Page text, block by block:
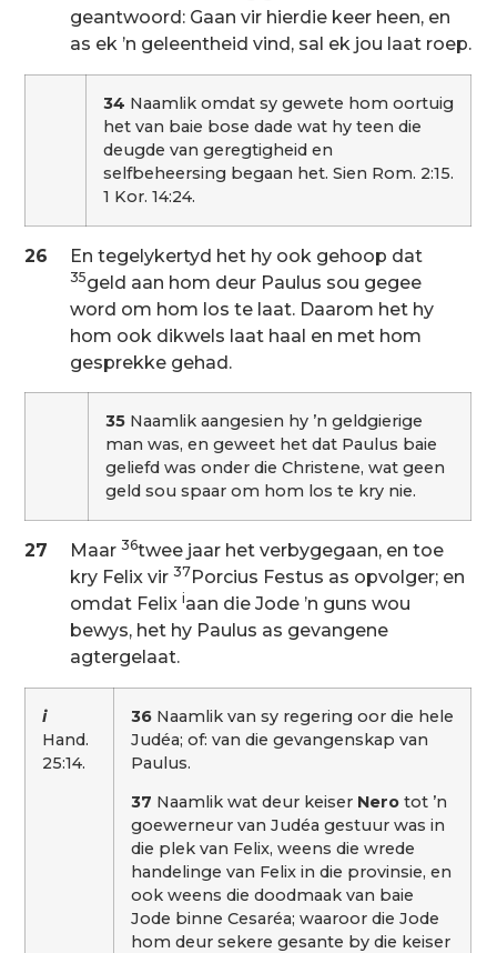
geantwoord: Gaan vir hierdie keer heen, en
as ek ’n geleentheid vind, sal ek jou laat roep.
34 Naamlik omdat sy gewete hom oortuig
het van baie bose dade wat hy teen die
deugde van geregtigheid en
selfbeheersing begaan het. Sien Rom. 2:15.
1 Kor. 14:24.
26 En tegelykertyd het hy ook gehoop dat
35geld aan hom deur Paulus sou gegee
word om hom los te laat. Daarom het hy
hom ook dikwels laat haal en met hom
gesprekke gehad.
35 Naamlik aangesien hy ’n geldgierige
man was, en geweet het dat Paulus baie
geliefd was onder die Christene, wat geen
geld sou spaar om hom los te kry nie.
27 Maar 36twee jaar het verbygegaan, en toe
kry Felix vir 37 Porcius Festus as opvolger; en
omdat Felix iaan die Jode ’n guns wou
bewys, het hy Paulus as gevangene
agtergelaat.
i
Hand.
25:14.
36 Naamlik van sy regering oor die hele
Judéa; of: van die gevangenskap van
Paulus.
37 Naamlik wat deur keiser Nero tot ’n
goewerneur van Judéa gestuur was in
die plek van Felix, weens die wrede
handelinge van Felix in die provinsie, en
ook weens die doodmaak van baie
Jode binne Cesaréa; waaroor die Jode
hom deur sekere gesante by die keiser